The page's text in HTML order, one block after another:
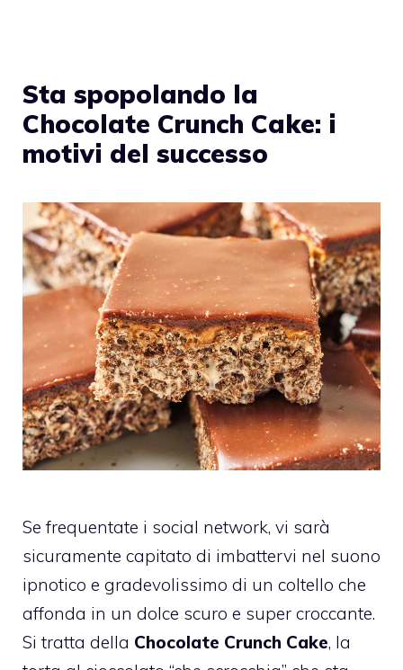
Sta spopolando la
Chocolate Crunch Cake: i
motivi del successo
Se frequentate i social network, vi sarà
sicuramente capitato di imbattervi nel suono
ipnotico e gradevolissimo di un coltello che
affonda in un dolce scuro e super croccante.
Si tratta della Chocolate Crunch Cake, la